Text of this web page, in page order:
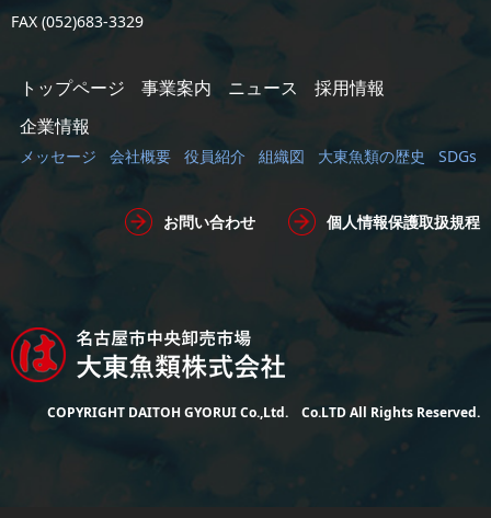
FAX (052)683-3329
トップページ 事業案内 ニュース
採用情報
企業情報
メッセージ 会社概要 役員紹介 組織図 大東魚類の歴史 SDGs
お問い合わせ 個人情報保護取扱規程
COPYRIGHT DAITOH GYORUI Co.,Ltd. Co.LTD All Rights Reserved.